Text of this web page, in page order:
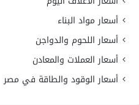
أسعار مواد البناء
أسعار اللحوم والدواجن
أسعار العملات والمعادن
أسعار الوقود والطاقة في مصر